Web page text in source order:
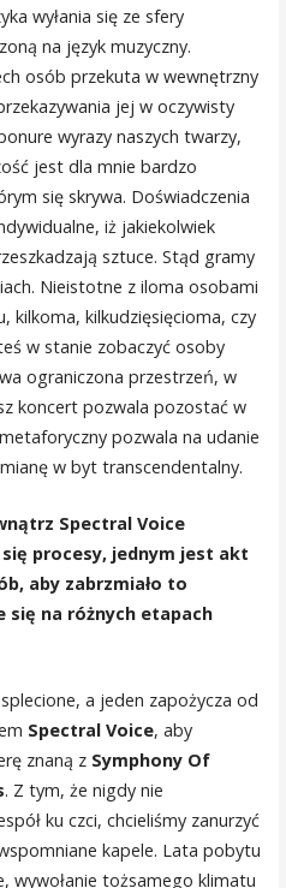
wyłania się ze sfery
na język muzyczny.
osób przekuta w wewnętrzny
jej w oczywisty
wyrazy naszych twarzy,
jest dla mnie bardzo
się skrywa. Doświadczenia
iż jakiekolwiek
sztuce. Stąd gramy
Nieistotne z iloma osobami
kilkoma, kilkudzięsięcioma, czy
w stanie zobaczyć osoby
ograniczona przestrzeń, w
koncert pozwala pozostać w
pozwala na udanie
w byt transcendentalny.
Spectral Voice
procesy, jednym jest akt
aby zabrzmiało to
się na różnych etapach
a jeden zapożycza od
Spectral Voice, aby
znaną z Symphony Of
. Z tym, że nigdy nie
ku czci, chcieliśmy zanurzyć
kapele. Lata pobytu
wywołanie tożsamego klimatu